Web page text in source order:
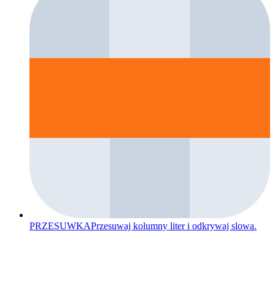
PRZESUWKAPrzesuwaj kolumny liter i odkrywaj slowa.